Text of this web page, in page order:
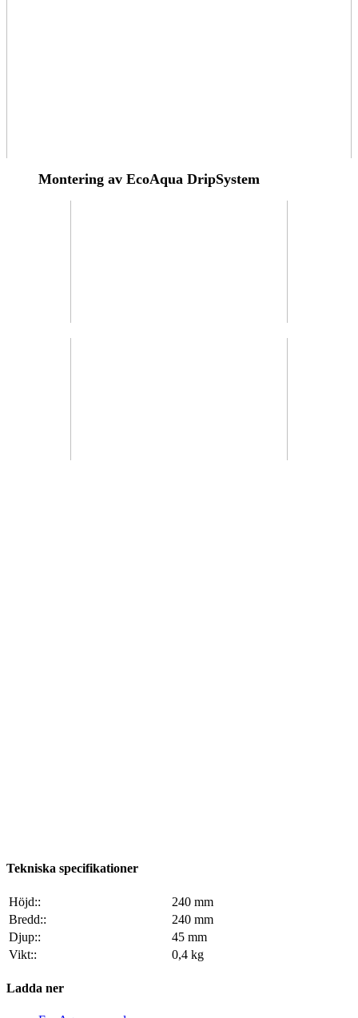
Montering av EcoAqua DripSystem
Tekniska specifikationer
Höjd::
240 mm
Bredd::
240 mm
Djup::
45 mm
Vikt::
0,4 kg
Ladda ner